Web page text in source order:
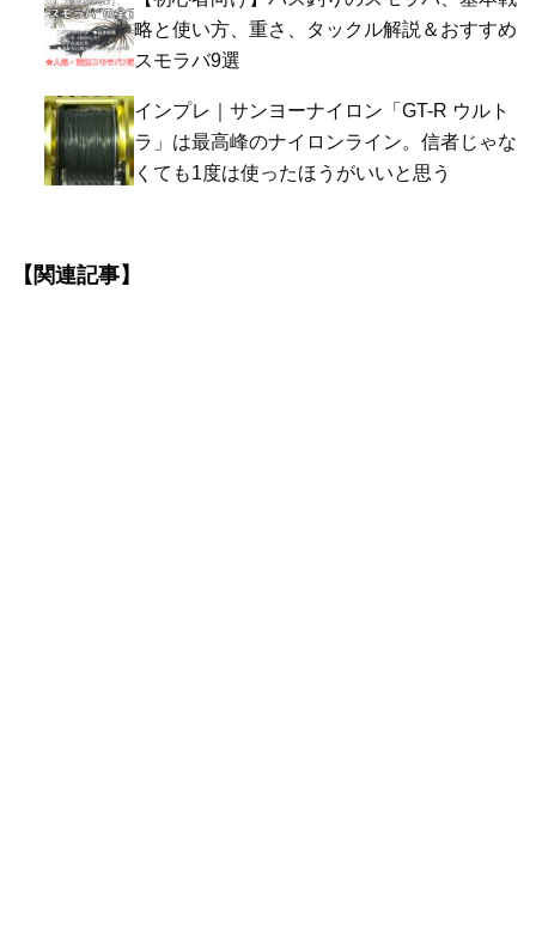
略と使い方、重さ、タックル解説＆おすすめ
スモラバ9選
インプレ｜サンヨーナイロン「GT-R ウルト
ラ」は最高峰のナイロンライン。信者じゃな
くても1度は使ったほうがいいと思う
【関連記事】